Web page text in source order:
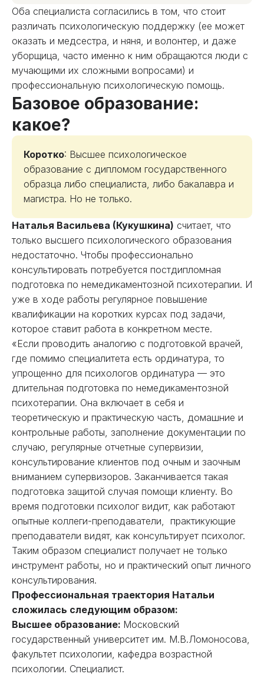
Оба специалиста согласились в том, что стоит
различать психологическую поддержку (ее может
оказать и медсестра, и няня, и волонтер, и даже
уборщица, часто именно к ним обращаются люди с
мучающими их сложными вопросами) и
профессиональную психологическую помощь.
Базовое образование:
какое?
Коротко: Высшее психологическое
образование с дипломом государственного
образца либо специалиста, либо бакалавра и
магистра. Но не только.
Наталья Васильева (Кукушкина) считает, что
только высшего психологического образования
недостаточно. Чтобы профессионально
консультировать потребуется постдипломная
подготовка по немедикаментозной психотерапии. И
уже в ходе работы регулярное повышение
квалификации на коротких курсах под задачи,
которое ставит работа в конкретном месте.
«Если проводить аналогию с подготовкой врачей,
где помимо специалитета есть ординатура, то
упрощенно для психологов ординатура — это
длительная подготовка по немедикаментозной
психотерапии. Она включает в себя и
теоретическую и практическую часть, домашние и
контрольные работы, заполнение документации по
случаю, регулярные отчетные супервизии,
консультирование клиентов под очным и заочным
вниманием супервизоров. Заканчивается такая
подготовка защитой случая помощи клиенту. Во
время подготовки психолог видит, как работают
опытные коллеги-преподаватели, практикующие
преподаватели видят, как консультирует психолог.
Таким образом специалист получает не только
инструмент работы, но и практический опыт личного
консультирования.
Профессиональная траектория Натальи
сложилась следующим образом:
Высшее образование: Московский
государственный университет им. М.В.Ломоносова,
факультет психологии, кафедра возрастной
психологии. Специалист.